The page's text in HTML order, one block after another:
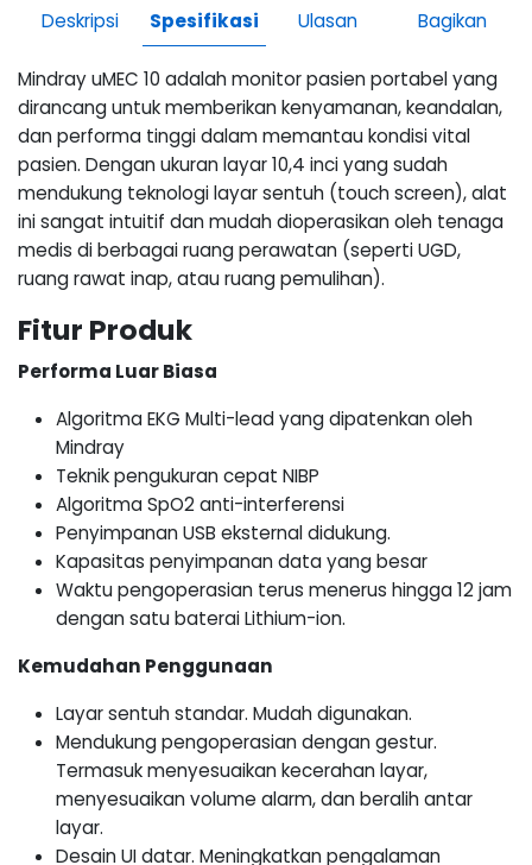
Deskripsi Spesifikasi Ulasan Bagikan
Mindray uMEC 10 adalah monitor pasien portabel yang
dirancang untuk memberikan kenyamanan, keandalan,
dan performa tinggi dalam memantau kondisi vital
pasien. Dengan ukuran layar 10,4 inci yang sudah
mendukung teknologi layar sentuh (touch screen), alat
ini sangat intuitif dan mudah dioperasikan oleh tenaga
medis di berbagai ruang perawatan (seperti UGD,
ruang rawat inap, atau ruang pemulihan).
Fitur Produk
Performa Luar Biasa
Algoritma EKG Multi-lead yang dipatenkan oleh
Mindray
Teknik pengukuran cepat NIBP
Algoritma SpO2 anti-interferensi
Penyimpanan USB eksternal didukung.
Kapasitas penyimpanan data yang besar
Waktu pengoperasian terus menerus hingga 12 jam
dengan satu baterai Lithium-ion.
Kemudahan Penggunaan
Layar sentuh standar. Mudah digunakan.
Mendukung pengoperasian dengan gestur.
Termasuk menyesuaikan kecerahan layar,
menyesuaikan volume alarm, dan beralih antar
layar.
Desain UI datar. Meningkatkan pengalaman